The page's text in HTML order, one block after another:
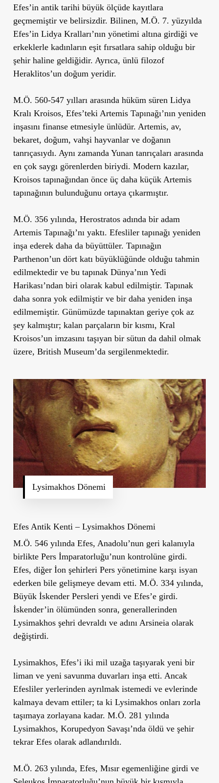
Efes’in antik tarihi büyük ölçüde kayıtlara
geçmemiştir ve belirsizdir. Bilinen, M.Ö. 7. yüzyılda
Efes’in Lidya Kralları’nın yönetimi altına girdiği ve
erkeklerle kadınların eşit fırsatlara sahip olduğu bir
şehir haline geldiğidir. Ayrıca, ünlü filozof
Heraklitos’un doğum yeridir.
M.Ö. 560-547 yılları arasında hüküm süren Lidya
Kralı Kroisos, Efes’teki Artemis Tapınağı’nın yeniden
inşasını finanse etmesiyle ünlüdür. Artemis, av,
bekaret, doğum, vahşi hayvanlar ve doğanın
tanrıçasıydı. Aynı zamanda Yunan tanrıçaları arasında
en çok saygı görenlerden biriydi. Modern kazılar,
Kroisos tapınağından önce üç daha küçük Artemis
tapınağının bulunduğunu ortaya çıkarmıştır.
M.Ö. 356 yılında, Herostratos adında bir adam
Artemis Tapınağı’nı yaktı. Efesliler tapınağı yeniden
inşa ederek daha da büyüttüler. Tapınağın
Parthenon’un dört katı büyüklüğünde olduğu tahmin
edilmektedir ve bu tapınak Dünya’nın Yedi
Harikası’ndan biri olarak kabul edilmiştir. Tapınak
daha sonra yok edilmiştir ve bir daha yeniden inşa
edilmemiştir. Günümüzde tapınaktan geriye çok az
şey kalmıştır; kalan parçaların bir kısmı, Kral
Kroisos’un imzasını taşıyan bir sütun da dahil olmak
üzere, British Museum’da sergilenmektedir.
Lysimakhos Dönemi
Efes Antik Kenti – Lysimakhos Dönemi
M.Ö. 546 yılında Efes, Anadolu’nun geri kalanıyla
birlikte Pers İmparatorluğu’nun kontrolüne girdi.
Efes, diğer İon şehirleri Pers yönetimine karşı isyan
ederken bile gelişmeye devam etti. M.Ö. 334 yılında,
Büyük İskender Persleri yendi ve Efes’e girdi.
İskender’in ölümünden sonra, generallerinden
Lysimakhos şehri devraldı ve adını Arsineia olarak
değiştirdi.
Lysimakhos, Efes’i iki mil uzağa taşıyarak yeni bir
liman ve yeni savunma duvarları inşa etti. Ancak
Efesliler yerlerinden ayrılmak istemedi ve evlerinde
kalmaya devam ettiler; ta ki Lysimakhos onları zorla
taşımaya zorlayana kadar. M.Ö. 281 yılında
Lysimakhos, Korupedyon Savaşı’nda öldü ve şehir
tekrar Efes olarak adlandırıldı.
M.Ö. 263 yılında, Efes, Mısır egemenliğine girdi ve